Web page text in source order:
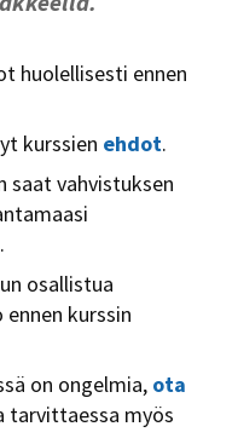
huolellisesti ennen
kurssien ehdot.
saat vahvistuksen
osallistua
kurssin
on ongelmia, ota
tarvittaessa myös